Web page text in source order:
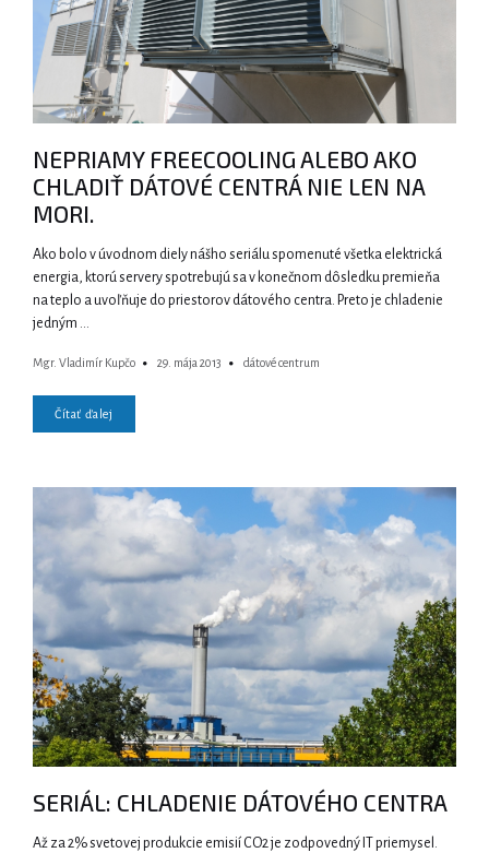
NEPRIAMY FREECOOLING ALEBO AKO
CHLADIŤ DÁTOVÉ CENTRÁ NIE LEN NA
MORI.
Ako bolo v úvodnom diely nášho seriálu spomenuté všetka elektrická
energia, ktorú servery spotrebujú sa v konečnom dôsledku premieňa
na teplo a uvoľňuje do priestorov dátového centra. Preto je chladenie
jedným …
Mgr. Vladimír Kupčo 29. mája 2013 dátové centrum
Čítať ďalej
SERIÁL: CHLADENIE DÁTOVÉHO CENTRA
Až za 2% svetovej produkcie emisií CO2 je zodpovedný IT priemysel.